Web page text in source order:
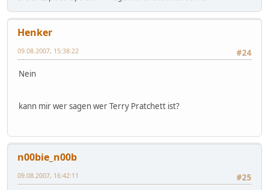
Henker
#24
09.08.2007, 15:38:22
Nein
kann mir wer sagen wer Terry Pratchett ist?
n00bie_n00b
#25
09.08.2007, 16:42:11